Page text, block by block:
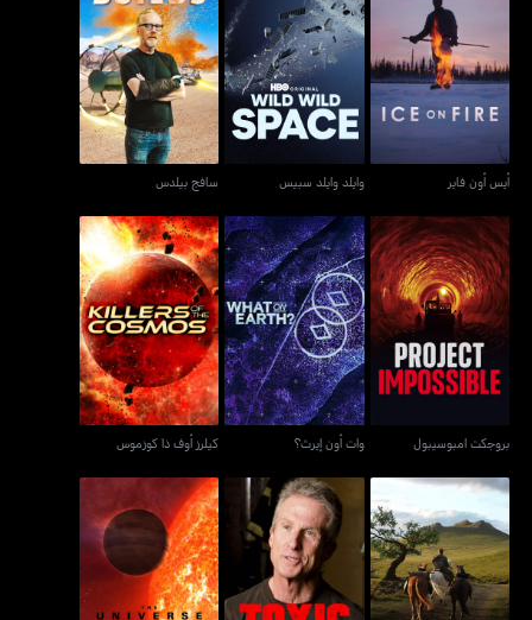
أيس أون فاير
أيس أون فاير
وايلد وايلد سبيس
وايلد وايلد سبيس
سافج بيلدس
سافج بيلدس
بروجكت امبوسيبول
بروجكت امبوسيبول
وات أون إيرث؟
وات أون إيرث؟
كيلرز أوف ذا كوزموس
كيلرز أوف ذا كوزموس
AKOTSK: إنسايد ذا إيبوسد توكسيك هوت سيت ذا يونيفيرس